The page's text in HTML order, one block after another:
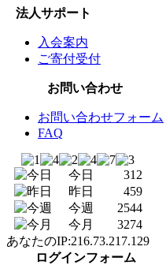
法人サポート
入会案内
ご寄付受付
お問い合わせ
お問い合わせフォーム
FAQ
今日
312
昨日
459
今週
2544
今月
3274
あなたのIP:216.73.217.129
ログインフォーム